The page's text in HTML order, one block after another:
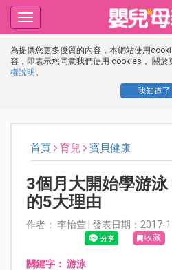
為提供您更多優質的內容，本網站使用
容，即表示您同意我們使用 cookies， 關
權說明 。
我知道了
Toggle
navigation
首頁 育兒 寶貝健康
3個月大開始學游
的5大理由
作者： 李怡萱 | 發表日期：2017-
收藏
關鍵字： 游泳